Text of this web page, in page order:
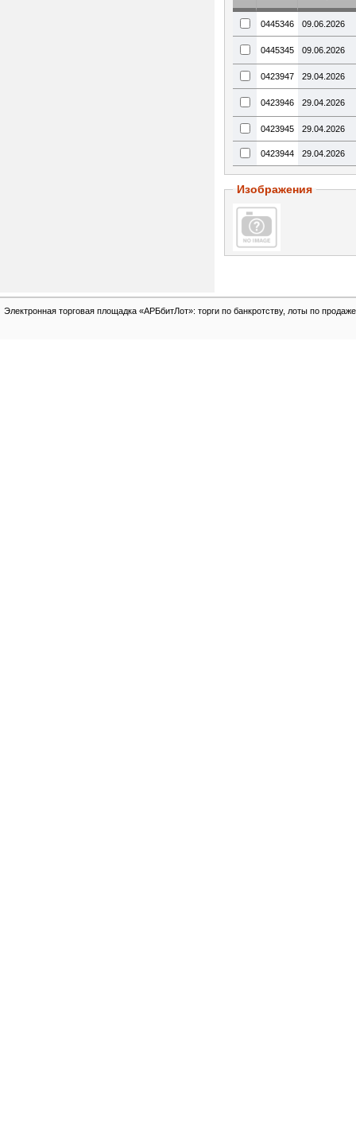
0445346 09.06.2026
0445345 09.06.2026
0423947 29.04.2026
0423946 29.04.2026
0423945 29.04.2026
0423944 29.04.2026
Изображения
Электронная торговая площадка «АРБбитЛот»: торги по банкротству, лоты по